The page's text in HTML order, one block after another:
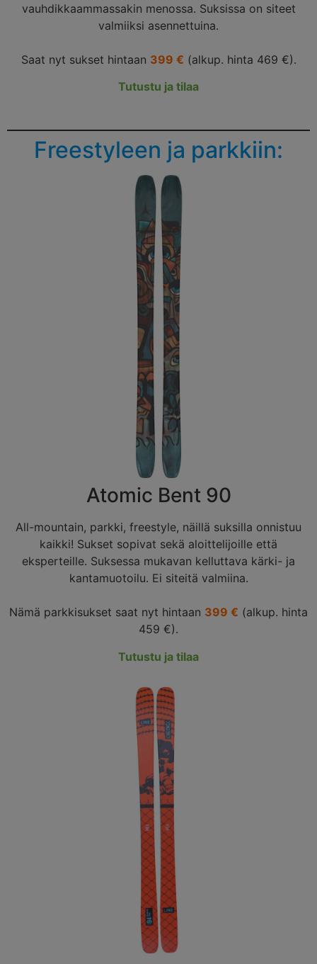
vauhdikkaammassakin menossa. Suksissa on siteet
valmiiksi asennettuina.
Saat nyt sukset hintaan 399 € (alkup. hinta 469 €).
Tutustu ja tilaa
Freestyleen ja parkkiin:
Atomic Bent 90
All-mountain, parkki, freestyle, näillä suksilla onnistuu
kaikki! Sukset sopivat sekä aloittelijoille että
eksperteille. Suksessa mukavan kelluttava kärki- ja
kantamuotoilu. Ei siteitä valmiina.
Nämä parkkisukset saat nyt hintaan 399 € (alkup. hinta
459 €).
Tutustu ja tilaa